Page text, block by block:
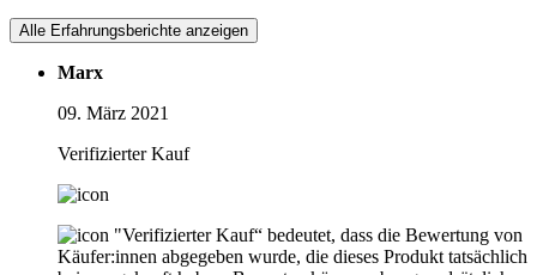
Alle Erfahrungsberichte anzeigen
Marx
09. März 2021
Verifizierter Kauf
"Verifizierter Kauf“ bedeutet, dass die Bewertung von
Käufer:innen abgegeben wurde, die dieses Produkt tatsächlich